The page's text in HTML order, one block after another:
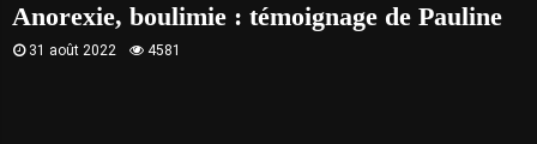
Anorexie, boulimie : témoignage de Pauline
31 août 2022 4581